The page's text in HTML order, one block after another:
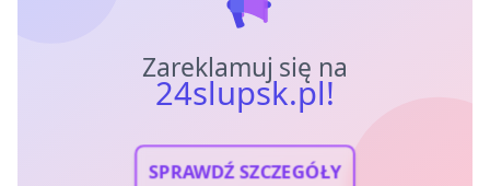
Zareklamuj się na
24slupsk.pl!
SPRAWDŹ SZCZEGÓŁY